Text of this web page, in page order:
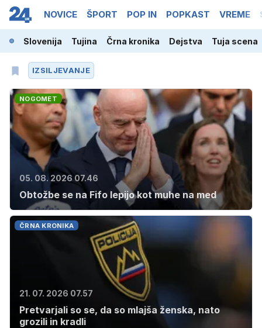
NOVICE ŠPORT POP IN POPKAST VREME
Slovenija Tujina Črna kronika Dejstva Tuja scena
IZSILJEVANJE
NOGOMET
05. 08. 2026 07.46
Obtožbe se na Fifo lepijo kot muhe na med
ČRNA KRONIKA
21. 07. 2026 07.57
Pretvarjali so se, da so mlajša ženska, nato
grozili in kradli